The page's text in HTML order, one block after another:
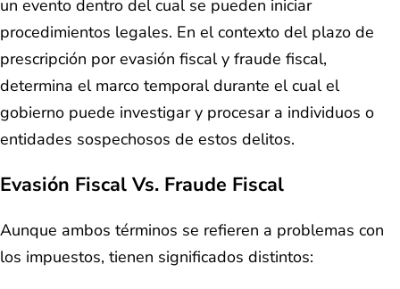
un evento dentro del cual se pueden iniciar
procedimientos legales. En el contexto del plazo de
prescripción por evasión fiscal y fraude fiscal,
determina el marco temporal durante el cual el
gobierno puede investigar y procesar a individuos o
entidades sospechosos de estos delitos.
Evasión Fiscal Vs. Fraude Fiscal
Aunque ambos términos se refieren a problemas con
los impuestos, tienen significados distintos: